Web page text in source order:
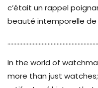
c’était un rappel
beauté intemporelle de
In the world of
more than just